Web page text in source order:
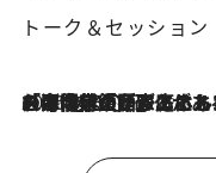
トーク＆セッション
2026.8.3
「今後値上げがあるとすれば…」「リスクがあるのは今年の冬」エネルギー専門家が語る、ホルムズ海峡封鎖が家庭にもたらす“ある心配”